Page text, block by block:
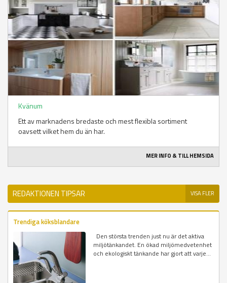
Kvänum
Ett av marknadens bredaste och mest flexibla sortiment
oavsett vilket hem du än har.
MER INFO & TILL HEMSIDA
REDAKTIONEN TIPSAR VISA FLER
Trendiga köksblandare
Den största trenden just nu är det aktiva
miljötänkandet. En ökad miljömedvetenhet
och ekologiskt tänkande har gjort att varje...